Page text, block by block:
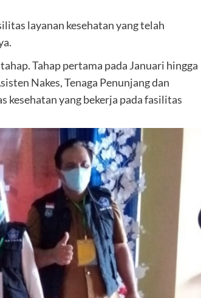
layanan kesehatan yang telah
Tahap pertama pada Januari hingga
Nakes, Tenaga Penunjang dan
kesehatan yang bekerja pada fasilitas